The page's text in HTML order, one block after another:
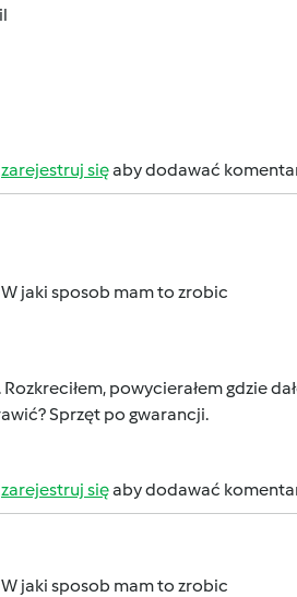
zarejestruj sięaby dodawać
jaki sposob mam to zrobic
powycierałem gdzie
Sprzęt po gwarancji.
zarejestruj sięaby dodawać
jaki sposob mam to zrobic